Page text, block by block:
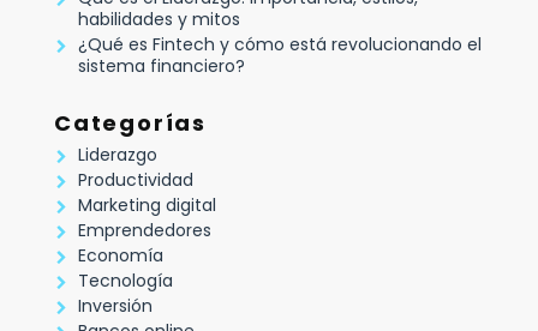
habilidades y mitos
¿Qué es Fintech y cómo está revolucionando el
sistema financiero?
Categorías
Liderazgo
Productividad
Marketing digital
Emprendedores
Economía
Tecnología
Inversión